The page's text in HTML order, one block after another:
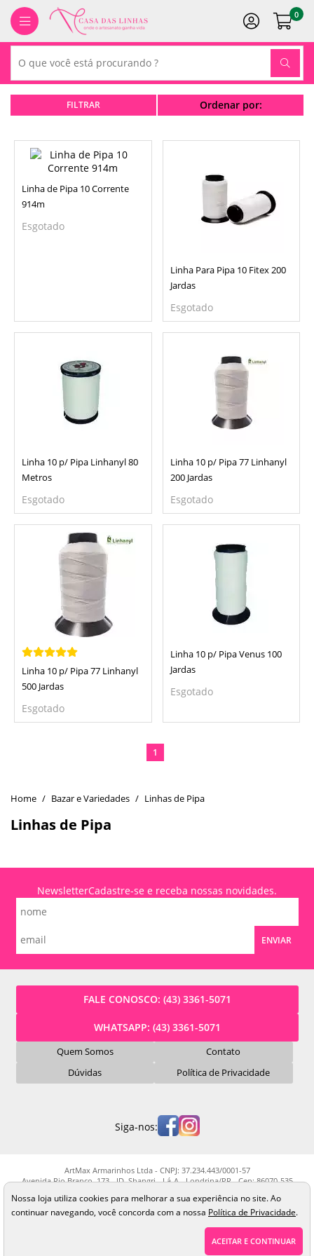
0
Bazar e Variedades Linhas de Pipa
Linhas de Pipa
Ordenar por:
Linha de Pipa 10 Corrente
914m
Esgotado
Linha Para Pipa 10 Fitex 200
Jardas
Esgotado
Linha 10 p/ Pipa Linhanyl 80
Metros
Esgotado
Linha 10 p/ Pipa 77 Linhanyl
200 Jardas
Esgotado
Linha 10 p/ Pipa 77 Linhanyl
500 Jardas
Esgotado
Linha 10 p/ Pipa Venus 100
Jardas
Esgotado
1
NewsletterCadastre-se e receba nossas novidades.
ENVIAR
FALE CONOSCO: (43) 3361-5071
WHATSAPP: (43) 3361-5071
Quem Somos
Contato
Dúvidas
Política de Privacidade
Siga-nos:
ArtMax Armarinhos Ltda - CNPJ: 37.234.443/0001-57
Avenida Rio Branco, 173 - JD. Shangri - Lá-A - Londrina/PR - Cep: 86070-535
neste site não valem necessariamente para nossa loja física e podem sofrer
alterações sem prévia notificação. Imagens meramente ilustrativas. Pedidos
Nossa loja utiliza cookies para melhorar a sua experiência no site. Ao
continuar navegando, você concorda com a nossa Política de Privacidade.
ACEITAR E CONTINUAR